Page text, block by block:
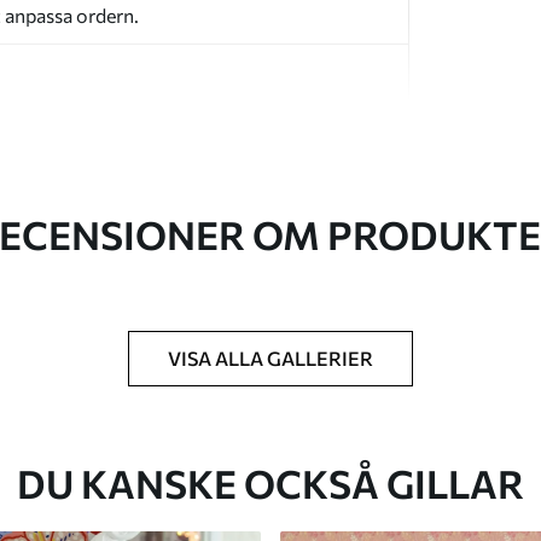
ordern.
har angett och skärs i identiska remsor
och/eller tapetlim.
med en mjuk svamp. Tapeter med
OM
VISA ALLA GALLERIER
DU KANSKE OCKSÅ GILLAR